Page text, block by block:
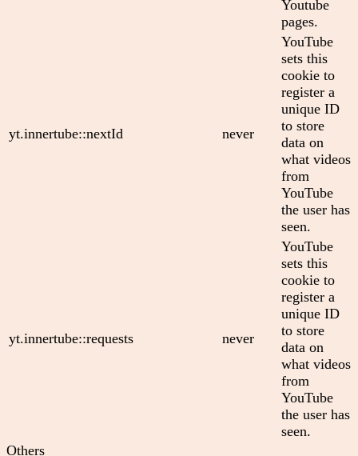
Youtube
pages.
yt.innertube::nextId never
YouTube
sets this
cookie to
register a
unique ID
to store
data on
what videos
from
YouTube
the user has
seen.
yt.innertube::requests never
YouTube
sets this
cookie to
register a
unique ID
to store
data on
what videos
from
YouTube
the user has
seen.
Others